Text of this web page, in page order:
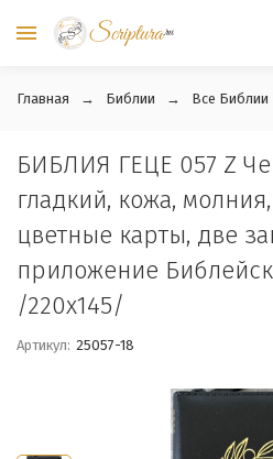
Главная Библии Все Библии
БИБЛИЯ ГЕЦЕ 057 Z
гладкий, кожа,
цветные карты, две
приложение
/220х145/
Артикул: 25057-18